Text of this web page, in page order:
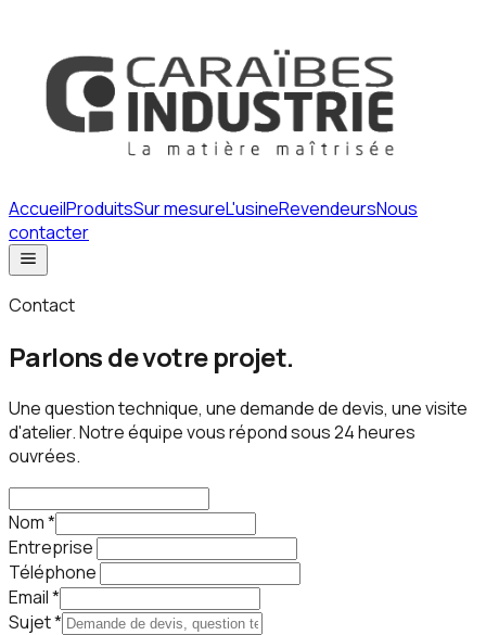
AccueilProduitsSur mesureL'usineRevendeursNous
contacter
Contact
Parlons de votre projet.
Une question technique, une demande de devis, une visite
d'atelier. Notre équipe vous répond sous 24 heures
ouvrées.
Nom*
Entreprise
Téléphone
Email*
Sujet*